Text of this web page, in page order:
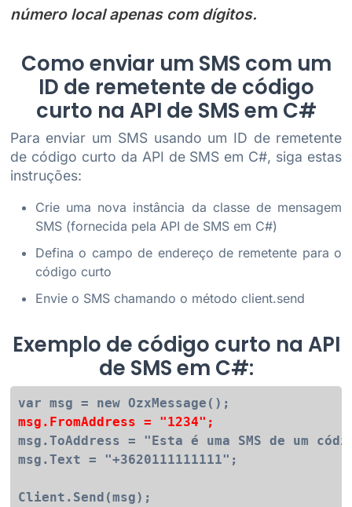
número local apenas com dígitos.
Como enviar um SMS com um
ID de remetente de código
curto na API de SMS em C#
Para enviar um SMS usando um ID de remetente
de código curto da API de SMS em C#, siga estas
instruções:
Crie uma nova instância da classe de mensagem
SMS (fornecida pela API de SMS em C#)
Defina o campo de endereço de remetente para o
código curto
Envie o SMS chamando o método client.send
Exemplo de código curto na API
de SMS em C#:
msg.FromAddress = "1234";
msg.ToAddress = "Esta é uma SMS de um
msg.Text = "+3620111111111";